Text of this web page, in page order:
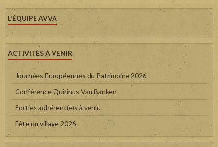
L'ÉQUIPE AVVA
ACTIVITÉS À VENIR
Journées Européennes du Patrimoine 2026
Conférence Quirinus Van Banken
Sorties adhérent(e)s à venir..
Fête du village 2026